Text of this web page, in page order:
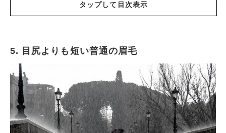
タップして目次表示
大きな角度がついている眉毛
怒ってる様に吊り上がった眉毛
目尻よりも短い普通の眉毛
5. 目尻よりも短い普通の眉毛